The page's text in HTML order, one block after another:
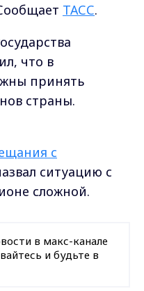
ТАСС.
что в
принять
страны.
с
ситуацию с
сложной.
в макс-канале
и будьте в